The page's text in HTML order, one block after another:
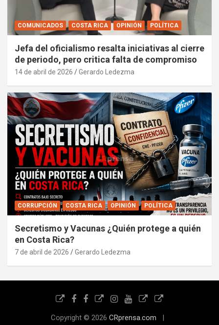
COMUNICADOS COSTA RICA OPINIÓN POLÍTICA
Jefa del oficialismo resalta iniciativas al cierre
de periodo, pero critica falta de compromiso
14 de abril de 2026 Gerardo Ledezma
CORRUPCIÓN COSTA RICA OPINIÓN POLÍTICA
Secretismo y Vacunas ¿Quién protege a quién
en Costa Rica?
7 de abril de 2026 Gerardo Ledezma
Copyright © 2026 CRprensa.com